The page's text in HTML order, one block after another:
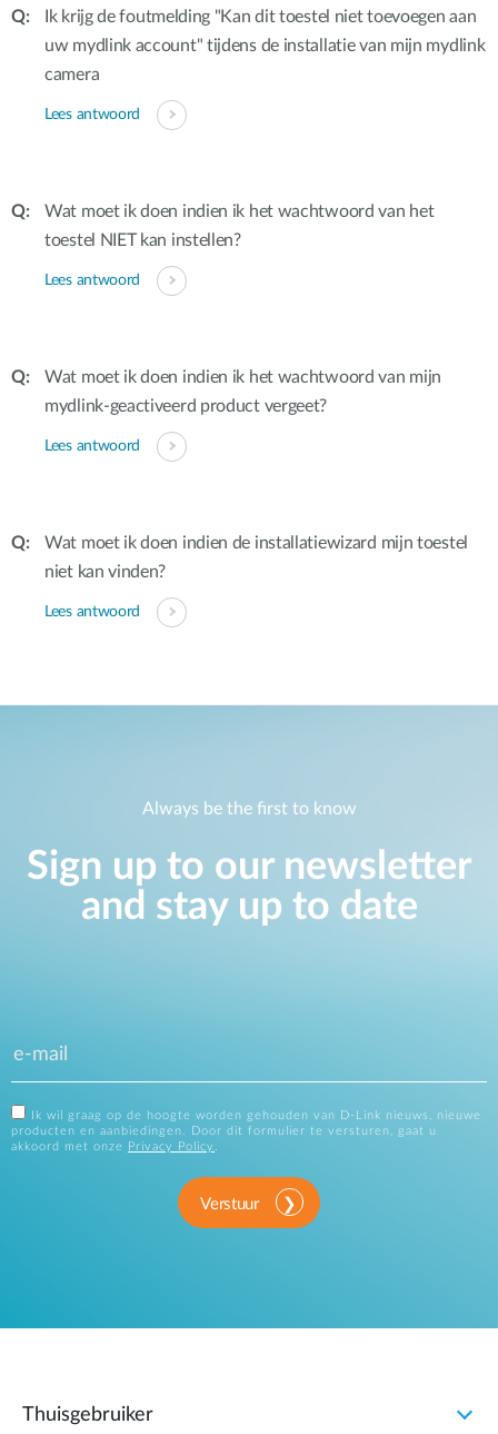
Ik krijg de foutmelding "Kan dit toestel niet toevoegen aan
uw mydlink account" tijdens de installatie van mijn mydlink
camera
Lees antwoord
Wat moet ik doen indien ik het wachtwoord van het
toestel NIET kan instellen?
Lees antwoord
Wat moet ik doen indien ik het wachtwoord van mijn
mydlink-geactiveerd product vergeet?
Lees antwoord
Wat moet ik doen indien de installatiewizard mijn toestel
niet kan vinden?
Lees antwoord
Always be the first to know
Sign up to our newsletter
and stay up to date
Ik wil graag op de hoogte worden gehouden van D-Link nieuws, nieuwe
producten en aanbiedingen. Door dit formulier te versturen, gaat u
akkoord met onze
Privacy Policy .
Verstuur
Thuisgebruiker